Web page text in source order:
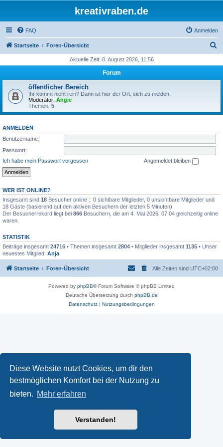
Diese Website nutzt Cookies, um dir den
bestmöglichen Komfort bei der Nutzung zu
bieten. Mehr erfahren
Verstanden!
kreativraben.de
FAQ Anmelden
Startseite Foren-Übersicht
h
Aktuelle Zeit: 8. August 2026, 11:56
Forum
öffentlicher Bereich
Ihr kommt nicht rein? Dann ist hier der Ort, sich zu melden.
Moderator: Angie
Themen: 5
ANMELDEN
Benutzername:
Passwort:
Ich habe mein Passwort vergessen
Angemeldet bleiben
WER IST ONLINE?
Insgesamt sind 18 Besucher online :: 0 sichtbare Mitglieder, 0 unsichtbare Mitglieder und
18 Gäste (basierend auf den aktiven Besuchern der letzten 5 Minuten)
Der Besucherrekord liegt bei 866 Besuchern, die am 4. Mai 2026, 07:04 gleichzeitig online
waren.
STATISTIK
Beiträge insgesamt 24716 • Themen insgesamt 2804 • Mitglieder insgesamt 1135 • Unser
neuestes Mitglied: Anja
Startseite Foren-Übersicht Alle Zeiten sind UTC+02:00
Powered by phpBB® Forum Software © phpBB Limited
Deutsche Übersetzung durch phpBB.de
Datenschutz| Nutzungsbedingungen